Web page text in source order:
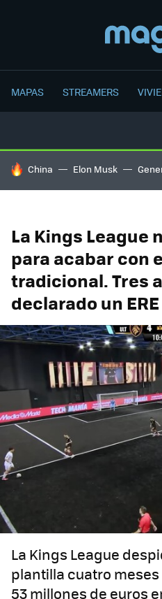
MAPAS STREAMERS
HOY SE HABLA DE
China Elon Musk
La Kings League
para acabar con
tradicional. Tres
declarado un ERE
La Kings League
plantilla cuatro
53 millones de euros